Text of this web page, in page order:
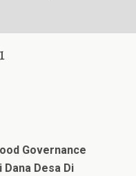
Governance
Desa Di